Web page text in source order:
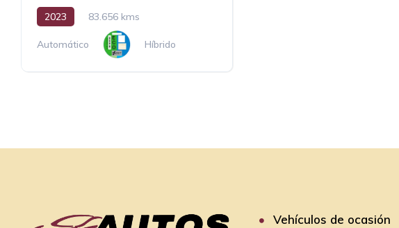
2023 83.656 kms
Automático Híbrido
Vehículos de ocasión